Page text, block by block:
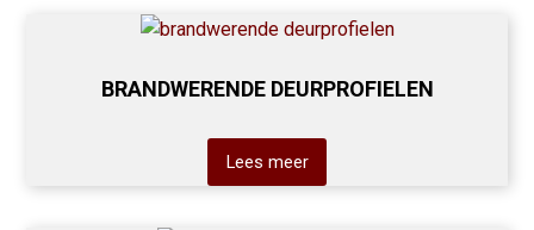
BRANDWERENDE DEURPROFIELEN
Lees meer